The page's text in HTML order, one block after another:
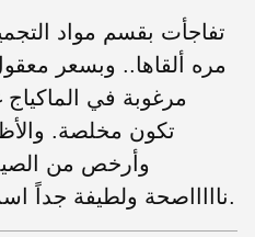
تفاجأت بقسم مواد
مره ألقاها.. وبسعر
مرغوبة في الماكياج
تكون مخلصة.
وأرخص من
ناااااصحة ولطيفة جداً اسمها "دلال" الله يسعدها.